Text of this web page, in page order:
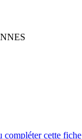
compléter cette fiche